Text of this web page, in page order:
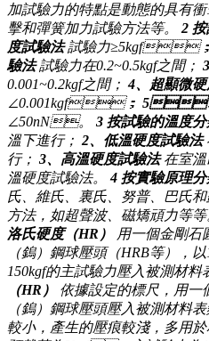
加試驗力的特點是動態的具有衝擊性
擊和彈簧加力試驗方法等。 2
度試驗法試驗力≥5kgf；
驗法試驗力在0.2~0.5kgf之間；
0.001~0.2kgf之間；4、超顯微
∠0.001kgf； 5、
∠50nN。 3 按試驗的溫度分
溫下進行； 2、低溫硬度試驗法
行； 3、高溫硬度試驗法在室溫
溫硬度試驗法。4 按實驗原理分
氏、維氏、裏氏、努普
方法，如超聲波、磁矯頑力等等
洛氏硬度（HR）
用一個金剛石
（鎢）鋼球壓頭（HRB等），
150kgf的主試驗力壓入被測材料表
（HR）
依據設定的標尺，
（鎢）鋼球壓頭壓入被測材料表
較小，產生的壓痕較淺，多用